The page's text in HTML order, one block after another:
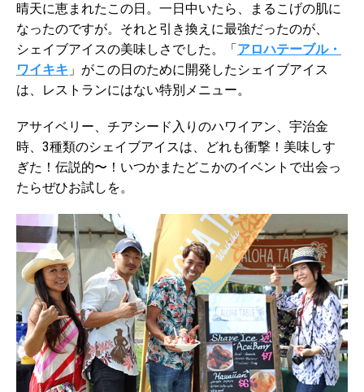
晴天に恵まれたこの日。一日中いたら、まるこげの肌に
なったのですが。それと引き換えに最強だったのが、
シェイブアイスの美味しさでした。「 アロハテーブル・
ワイキキ 」がこの日のために開発したシェイブアイス
は、レストランにはない特別メニュー。
アサイベリー、チアシード入りのハワイアン、宇治金
時、3種類のシェイブアイスは、どれも衝撃！美味しす
ぎた！伝説的〜！いつかまたどこかのイベントで出会っ
たらぜひお試しを。